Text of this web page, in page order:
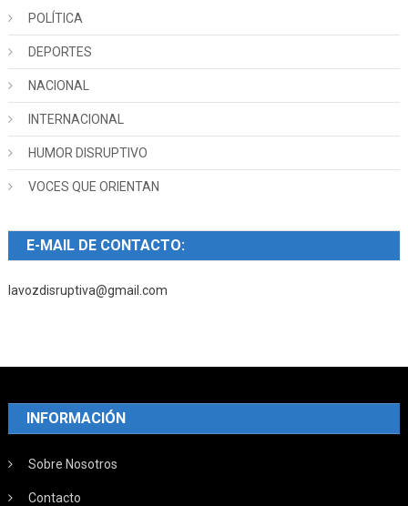
POLÍTICA
DEPORTES
NACIONAL
INTERNACIONAL
HUMOR DISRUPTIVO
VOCES QUE ORIENTAN
E-MAIL DE CONTACTO:
lavozdisruptiva@gmail.com
INFORMACIÓN
Sobre Nosotros
Contacto